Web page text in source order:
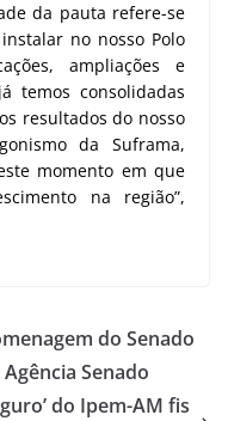
da pauta refere-se
no nosso Polo
ampliações e
temos consolidadas
resultados do nosso
da Suframa,
momento em que
na região”,
do Senado
Senado
do Ipem-AM fis